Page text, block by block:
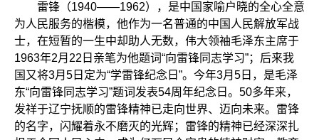
雷锋（1940——1962），是中国家喻户晓的全心全意
为人民服务的楷模，他作为一名普通的中国人民解放军战
士，在短暂的一生中却助人无数，伟大领袖毛泽东主席于
1963年2月22日亲笔为他题词“向雷锋同志学习”；后来我
国又将3月5日定为“学雷锋纪念日”。今年3月5日，是毛泽
东“向雷锋同志学习”题词发表54周年纪念日。50多年来，
发祥于辽宁抚顺的雷锋精神已走向世界、迈向未来。雷锋
的名字，闪耀着永不磨灭的光辉；雷锋的精神已经深深扎